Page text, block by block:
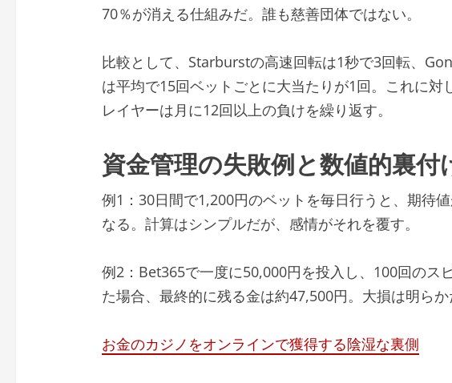
70％が消える仕組みだ。誰も慈善団体ではない。
比較として、Starburstの高速回転は1秒で3回転、
は平均で15回ベットごとに大当たりが1回。これに対
レイヤーは月に12回以上の負けを繰り返す。
資金管理の失敗例と数値的裏付
例1：30日間で1,200円のベットを毎日行うと、期待
なる。計算はシンプルだが、感情がそれを覆す。
例2：Bet365で一度に50,000円を投入し、100回のス
た場合、最終的に残る金は約47,500円。大損は明らか
お金のカジノをオンラインで獲得する陰湿な裏側